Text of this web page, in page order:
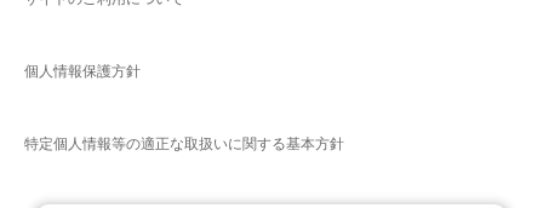
個人情報保護方針
特定個人情報等の適正な取扱いに関する基本方針